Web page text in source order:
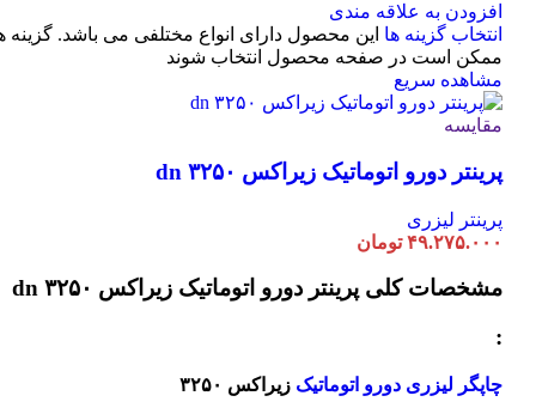
افزودن به علاقه مندی
انتخاب گزینه ها این محصول دارای انواع مختلفی می باشد. گزینه
ممکن است در صفحه محصول انتخاب شوند
مشاهده سریع
مقایسه
پرینتر دورو اتوماتیک زیراکس dn ۳۲۵۰
پرینتر لیزری
۴۹.۲۷۵.۰۰۰ تومان
مشخصات کلی پرینتر دورو اتوماتیک زیراکس dn ۳۲۵۰
:
چاپگر لیزری دورو اتوماتیک زیراکس ۳۲۵۰